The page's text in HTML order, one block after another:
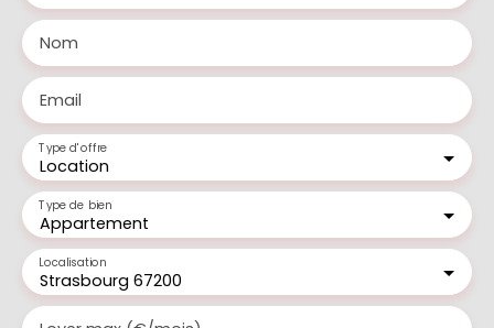
Nom
Email
Location
Type d'offre
Appartement
Type de bien
Strasbourg 67200
Localisation